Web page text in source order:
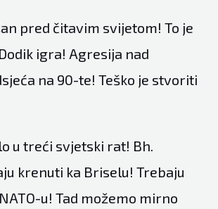
pred čitavim svijetom! To je
igra! Agresija nad
na 90-te! Teško je stvoriti
u treći svjetski rat! Bh.
krenuti ka Briselu! Trebaju
u! Tad možemo mirno